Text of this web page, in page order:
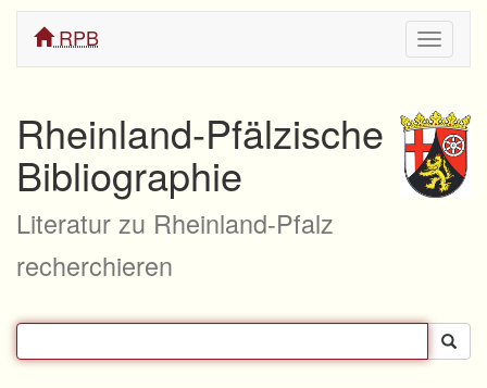
ein/
RPB
Rheinland-Pfälzische
Bibliographie
Literatur zu Rheinland-Pfalz
recherchieren